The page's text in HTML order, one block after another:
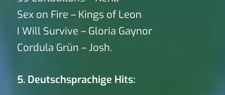
Sex on Fire – Kings of Leon
I Will Survive – Gloria Gaynor
Cordula Grün – Josh.
5. Deutschsprachige Hits: